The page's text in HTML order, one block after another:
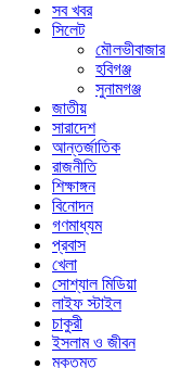
সব খবর
সিলেট
মৌলভীবাজার
হবিগঞ্জ
সুনামগঞ্জ
জাতীয়
সারাদেশ
আন্তর্জাতিক
রাজনীতি
শিক্ষাঙ্গন
বিনোদন
গণমাধ্যম
প্রবাস
খেলা
সোশ্যাল মিডিয়া
লাইফ স্টাইল
চাকুরী
ইসলাম ও জীবন
মুক্তমত